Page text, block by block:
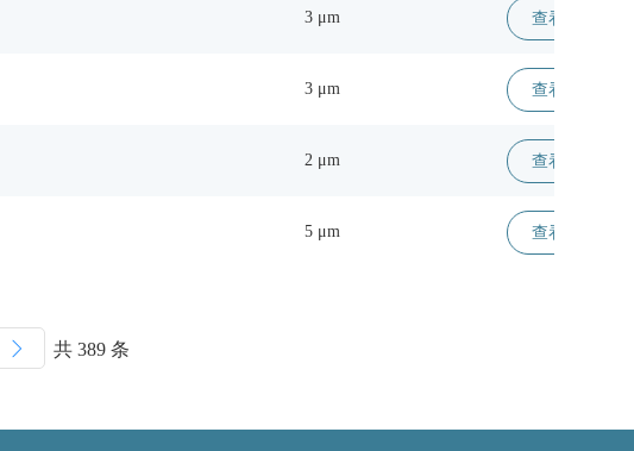
3 μm 查看详情 >
3 μm 查看详情 >
2 μm 查看详情 >
5 μm 查看详情 >
共 389 条